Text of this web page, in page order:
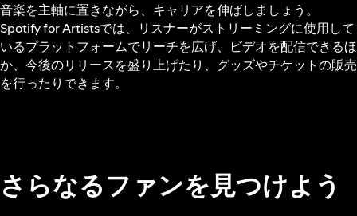
音楽を主軸に置きながら、キャリアを伸ばしましょう。
Spotify for Artistsでは、リスナーがストリーミングに使用して
いるプラットフォームでリーチを広げ、ビデオを配信できるほ
か、今後のリリースを盛り上げたり、グッズやチケットの販売
を行ったりできます。
さらなるファンを見つけよう